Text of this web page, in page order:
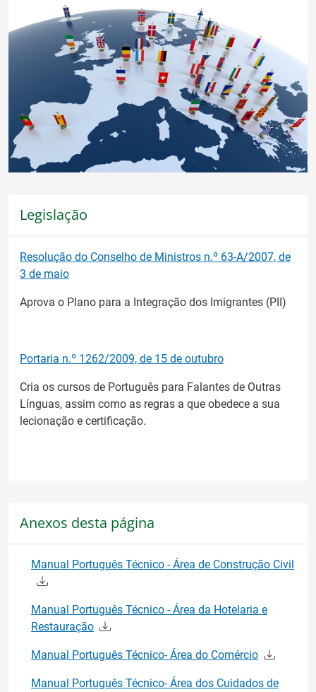
Legislação
Resolução do Conselho de Ministros n.º 63-A/2007, de
3 de maio
Aprova o Plano para a Integração dos Imigrantes (PII)
Portaria n.º 1262/2009, de 15 de outubro
Cria os cursos de Português para Falantes de Outras
Línguas, assim como as regras a que obedece a sua
lecionação e certificação.
Anexos desta página
Manual Português Técnico - Área de Construção Civil
Manual Português Técnico - Área da Hotelaria e
Restauração
Manual Português Técnico- Área do Comércio
Manual Português Técnico- Área dos Cuidados de